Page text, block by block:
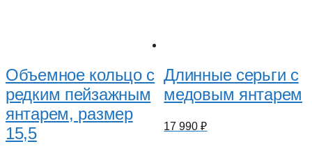
Объемное кольцо с
редким пейзажным
янтарем, размер
15,5
Длинные серьги с
медовым янтарем
17 990₽